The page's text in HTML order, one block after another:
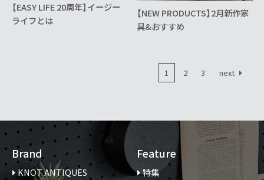
【EASY LIFE 20周年】イージー
ライフとは
【NEW PRODUCTS】2月新作家
具&おすすめ
Page
1 Page
2 Page
3 next
Brand
KNOT ANTIQUES
Feature
特集